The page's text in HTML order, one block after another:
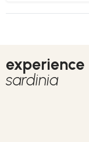
experience
sardinia